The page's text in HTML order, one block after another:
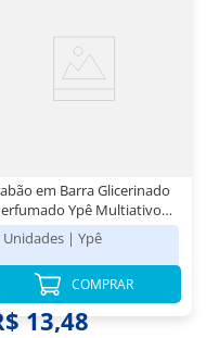
em Barra Glicerinado
Ypê Multiativo
800g 5 Unidades de
Cada
Unidades | Ypê
13,48
COMPRAR